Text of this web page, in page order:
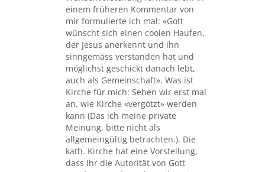
einem früheren Kommentar von
mir formulierte ich mal: «Gott
wünscht sich einen coolen Haufen,
der Jesus anerkennt und ihn
sinngemäss verstanden hat und
möglichst geschickt danach lebt,
auch als Gemeinschaft». Was ist
Kirche für mich: Sehen wir erst mal
an, wie Kirche «vergötzt» werden
kann (Das ich meine private
Meinung, bitte nicht als
allgemeingültig betrachten.). Die
kath. Kirche hat eine Vorstellung,
dass ihr die Autorität von Gott